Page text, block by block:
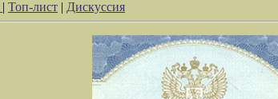
| Топ-лист | Дискуссия